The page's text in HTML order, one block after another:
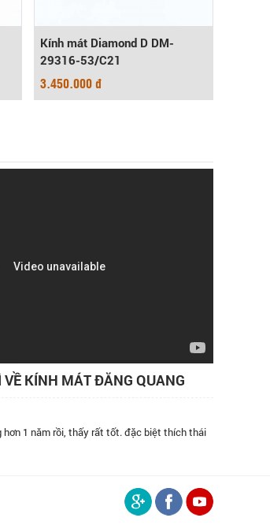
Kính mát Diamond D DM-
29316-53/C21
3.450.000 đ
KÍNH MÁT ĐĂNG QUANG
hơn 1 năm rồi, thấy rất tốt. đặc biệt thích thái